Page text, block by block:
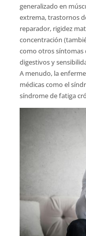
generalizado en
extrema, trastornos
reparador, rigidez
concentración
como otros síntomas
digestivos y
A menudo, la
médicas como el
síndrome de fatiga